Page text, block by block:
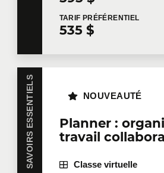
Nombre de participants*
Formation
Dites-nous en plus
Votre fonction
TARIF PRÉFÉRENTIEL
535 $
SAVOIRS ESSENTIELS
Planner :
travail
NOUVEAUTÉ
Classe virtuelle